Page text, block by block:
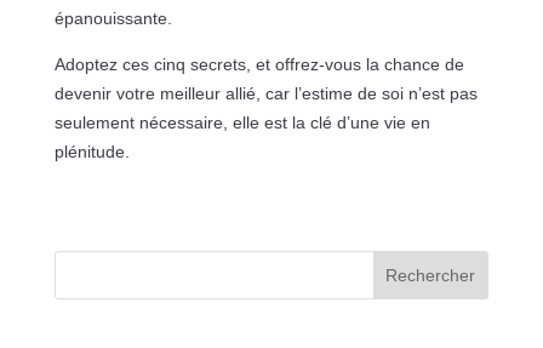
épanouissante.
Adoptez ces cinq secrets, et offrez-vous la chance de
devenir votre meilleur allié, car l’estime de soi n’est pas
seulement nécessaire, elle est la clé d’une vie en
plénitude.
Rechercher